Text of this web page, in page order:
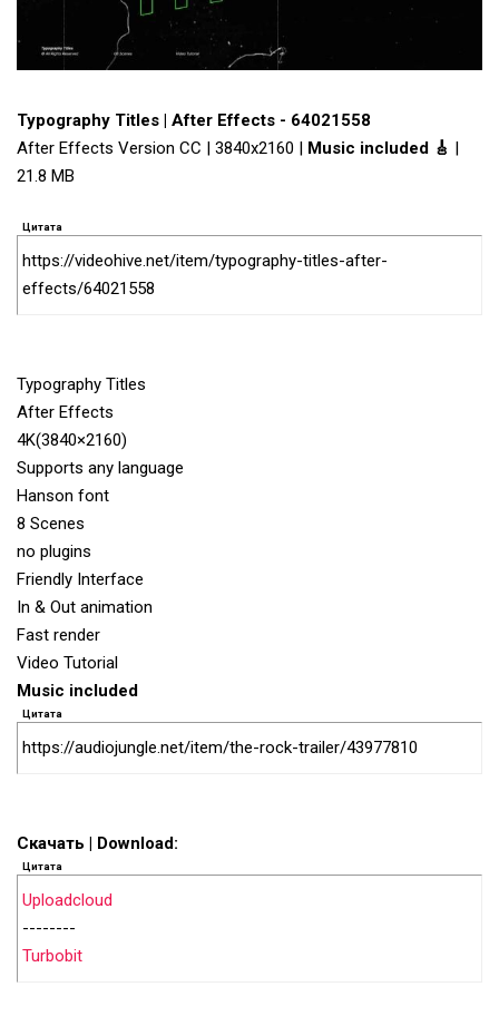
Typography Titles | After Effects - 64021558
After Effects Version CC | 3840x2160 | Music included 🎸 |
21.8 MB
Цитата
https://videohive.net/item/typography-titles-after-
effects/64021558
Typography Titles
After Effects
4K(3840×2160)
Supports any language
Hanson font
8 Scenes
no plugins
Friendly Interface
In & Out animation
Fast render
Video Tutorial
Music included
Цитата
https://audiojungle.net/item/the-rock-trailer/43977810
Скачать | Download:
Цитата
Uploadcloud
--------
Turbobit